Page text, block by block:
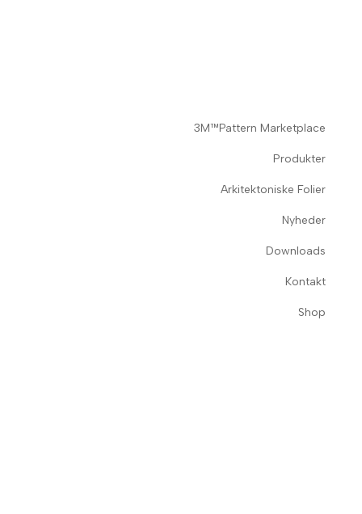
3M™Pattern Marketplace
Produkter
Arkitektoniske Folier
Nyheder
Downloads
Kontakt
Shop